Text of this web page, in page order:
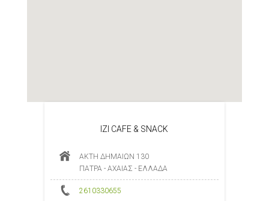
IZI CAFE & SNACK
ΑΚΤΗ ΔΗΜΑΙΩΝ 130
ΠΑΤΡΑ - ΑΧΑΙΑΣ - ΕΛΛΑΔΑ
2610330655